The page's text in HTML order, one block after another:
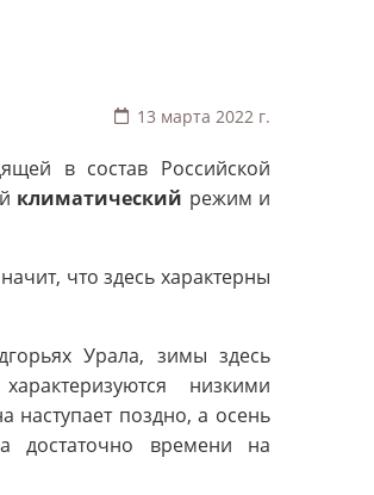
13 марта 2022 г.
в состав Российской
климатический режим и
что здесь характерны
Урала, зимы здесь
низкими
наступает поздно, а осень
достаточно времени на